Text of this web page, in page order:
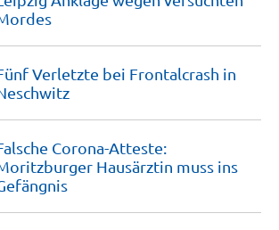
Verletzte bei Frontalcrash in
Corona-Atteste:
Hausärztin muss ins